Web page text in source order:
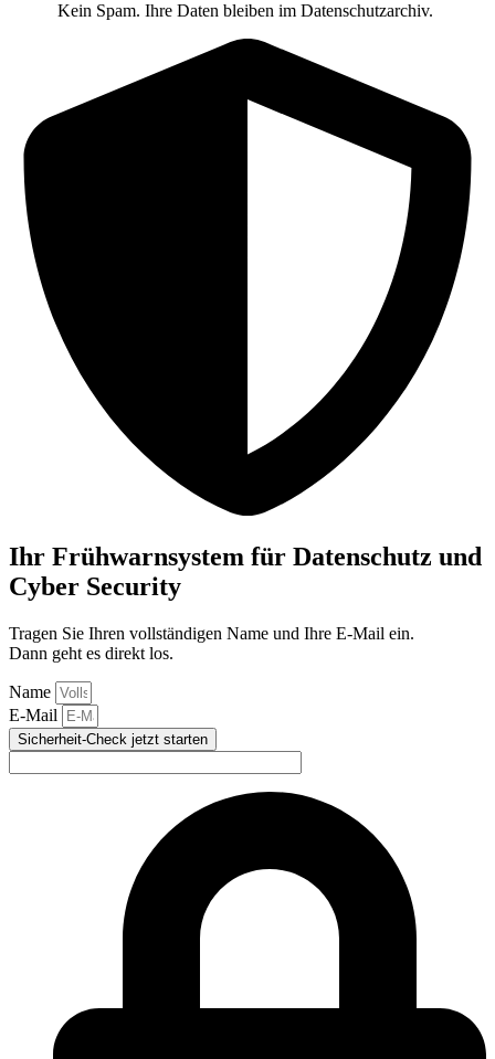
Kein Spam. Ihre Daten bleiben im Datenschutzarchiv.
Ihr Frühwarnsystem für Datenschutz und
Cyber Security
Tragen Sie Ihren vollständigen Name und Ihre E-Mail ein.
Dann geht es direkt los.
Name
E-Mail
Sicherheit-Check jetzt starten